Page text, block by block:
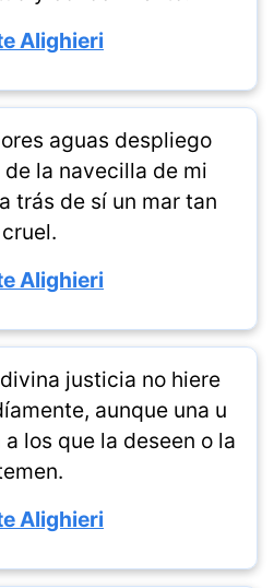
Alighieri
aguas despliego
la navecilla de mi
trás de sí un mar tan
cruel.
Alighieri
justicia no hiere
aunque una u
los que la deseen o la
Alighieri